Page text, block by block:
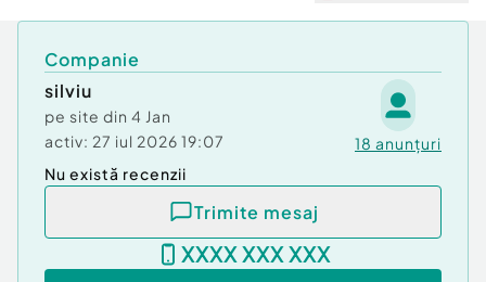
Stare
Comfort 1
Companie
silviu
pe site din 4 Jan
activ: 27 iul 2026 19:07 18 anunțuri
Nu există recenzii
Trimite mesaj
XXXX XXX XXX